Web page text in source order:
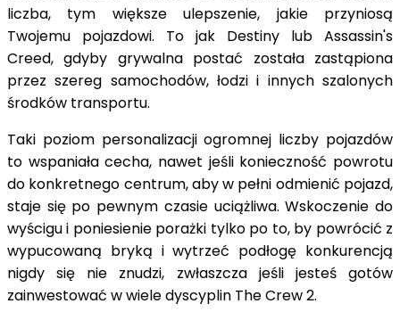
liczba, tym większe ulepszenie, jakie przyniosą
Twojemu pojazdowi. To jak Destiny lub Assassin's
Creed, gdyby grywalna postać została zastąpiona
przez szereg samochodów, łodzi i innych szalonych
środków transportu.
Taki poziom personalizacji ogromnej liczby pojazdów
to wspaniała cecha, nawet jeśli konieczność powrotu
do konkretnego centrum, aby w pełni odmienić pojazd,
staje się po pewnym czasie uciążliwa. Wskoczenie do
wyścigu i poniesienie porażki tylko po to, by powrócić z
wypucowaną bryką i wytrzeć podłogę konkurencją
nigdy się nie znudzi, zwłaszcza jeśli jesteś gotów
zainwestować w wiele dyscyplin The Crew 2.